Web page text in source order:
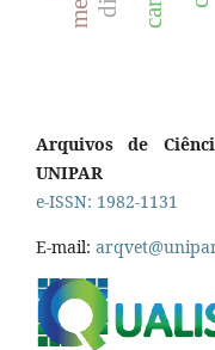
Arquivos de
UNIPAR
e-ISSN: 1982-1131
E-mail: